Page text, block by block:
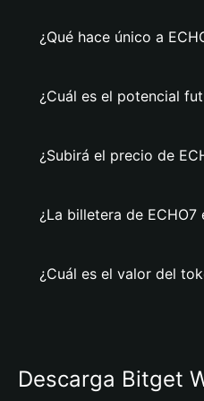
¿Qué hace único a
¿Cuál es el potencial
¿Subirá el precio de
¿La billetera de ECHO7
¿Cuál es el valor del
Descarga Bitget